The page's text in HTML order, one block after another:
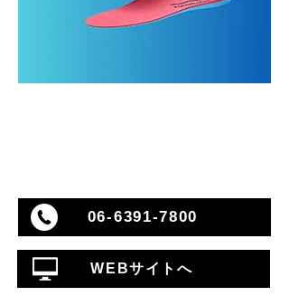
06-6391-7800
WEBサイトへ